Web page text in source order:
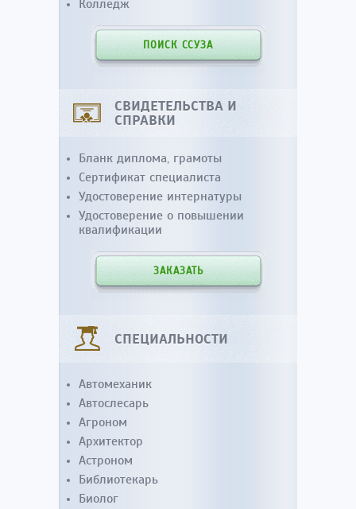
Колледж
ПОИСК ССУЗА
СВИДЕТЕЛЬСТВА И
СПРАВКИ
Бланк диплома, грамоты
Сертификат специалиста
Удостоверение интернатуры
Удостоверение о повышении
квалификации
ЗАКАЗАТЬ
СПЕЦИАЛЬНОСТИ
Автомеханик
Автослесарь
Агроном
Архитектор
Астроном
Библиотекарь
Биолог